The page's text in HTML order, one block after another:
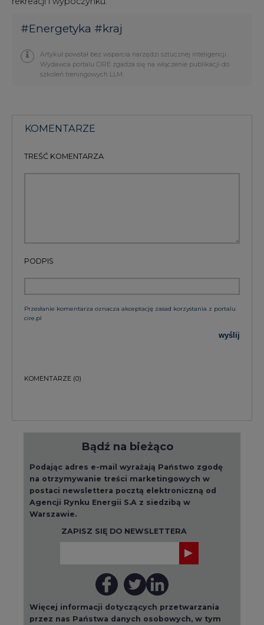
#Energetyka #kraj
Artykuł powstał bez wsparcia narzędzi sztucznej inteligencji.
Wydawca portalu CIRE zgadza się na włączenie publikacji do
szkoleń treningowych LLM.
KOMENTARZE
TREŚĆ KOMENTARZA
PODPIS
Przesłanie komentarza oznacza akceptację zasad korzystania z portalu
cire.pl
wyślij
KOMENTARZE (0)
Bądź na bieżąco
Podając adres e-mail wyrażają Państwo zgodę
na otrzymywanie treści marketingowych w
postaci newslettera pocztą elektroniczną od
Agencji Rynku Energii S.A z siedzibą w
Warszawie.
ZAPISZ SIĘ DO NEWSLETTERA
Więcej informacji dotyczących przetwarzania
przez nas Państwa danych osobowych, w tym